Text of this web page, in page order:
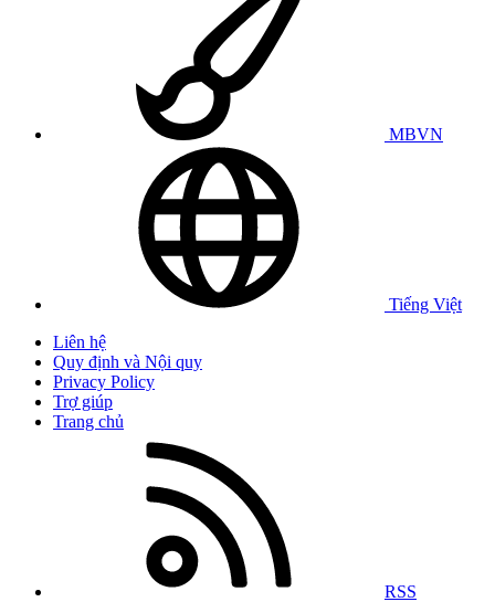
MBVN
Tiếng Việt
Liên hệ
Quy định và Nội quy
Privacy Policy
Trợ giúp
Trang chủ
RSS